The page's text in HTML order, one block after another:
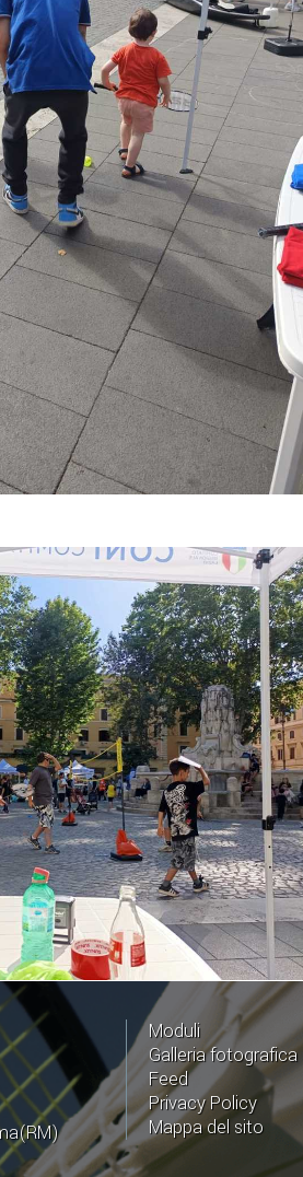
Moduli
Galleria fotografica
Feed
Privacy Policy
Mappa del sito